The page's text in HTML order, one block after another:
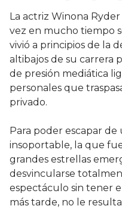
La actriz Winona
vez en mucho tiempo
vivió a principios de la
altibajos de su carrera
de presión mediática
personales que
privado.
Para poder escapar
insoportable, la que
grandes estrellas
desvincularse
espectáculo sin tener
más tarde, no le